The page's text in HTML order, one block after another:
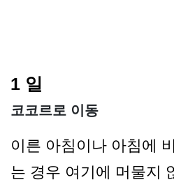
1 일
코코르로 이동
이른 아침이나 아침에
는 경우 여기에 머물지